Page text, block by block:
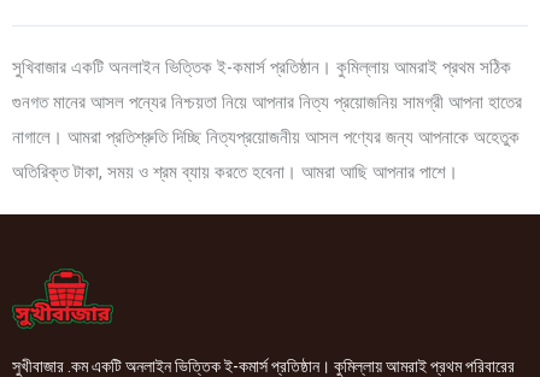
সুখিবাজার একটি অনলাইন ভিত্তিক ই-কমার্স প্রতিষ্ঠান। কুমিল্লায় আমরাই প্রথম সঠিক
গুনগত মানের আসল পন্যের নিশ্চয়তা নিয়ে আপনার নিত্য প্রয়োজনিয় সামগ্রী আপনা হাতের
নাগালে। আমরা প্রতিশ্রুতি দিচ্ছি নিত্যপ্রয়োজনীয় আসল পণ্যের জন্য আপনাকে অহেতুক
অতিরিক্ত টাকা, সময় ও শ্রম ব্যায় করতে হবেনা। আমরা আছি আপনার পাশে।
সুখীবাজার .কম একটি অনলাইন ভিত্তিক ই-কমার্স প্রতিষ্ঠান। কুমিল্লায় আমরাই প্রথম পরিবারের